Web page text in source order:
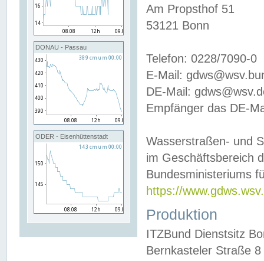
DONAU - Passau
ODER - Eisenhüttenstadt
Am Propsthof 51
53121 Bonn
Telefon: 0228/7090-0
E-Mail:
DE-Mail:
Empfänger das DE-
Wasserstraßen- und
im Geschäftsbereich
Bundesministeriums
https://
Produktion
ITZBund Dienstsitz
Bernkasteler Straße 8